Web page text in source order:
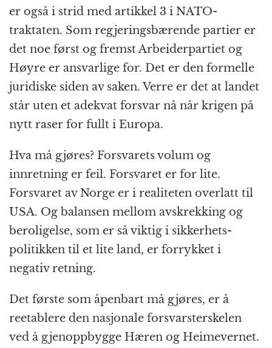
er også i strid med artikkel 3 i NATO-
traktaten. Som regjerings­bærende partier er
det noe først og fremst Arbeider­partiet og
Høyre er ansvarlige for. Det er den formelle
juridiske siden av saken. Verre er det at landet
står uten et adekvat forsvar nå når krigen på
nytt raser for fullt i Europa.
Hva må gjøres? Forsvarets volum og
innretning er feil. Forsvaret er for lite.
Forsvaret av Norge er i realiteten overlatt til
USA. Og balansen mellom avskrekking og
beroligelse, som er så viktig i sikkerhets­
politikken til et lite land, er forrykket i
negativ retning.
Det første som åpenbart må gjøres, er å
reetablere den nasjonale forsvars­terskelen
ved å gjen­oppbygge Hæren og Heime­vernet.